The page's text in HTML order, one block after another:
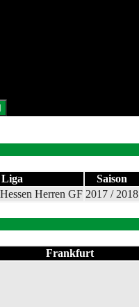
Liga Saison
Herren GF 2017 / 2018
Frankfurt